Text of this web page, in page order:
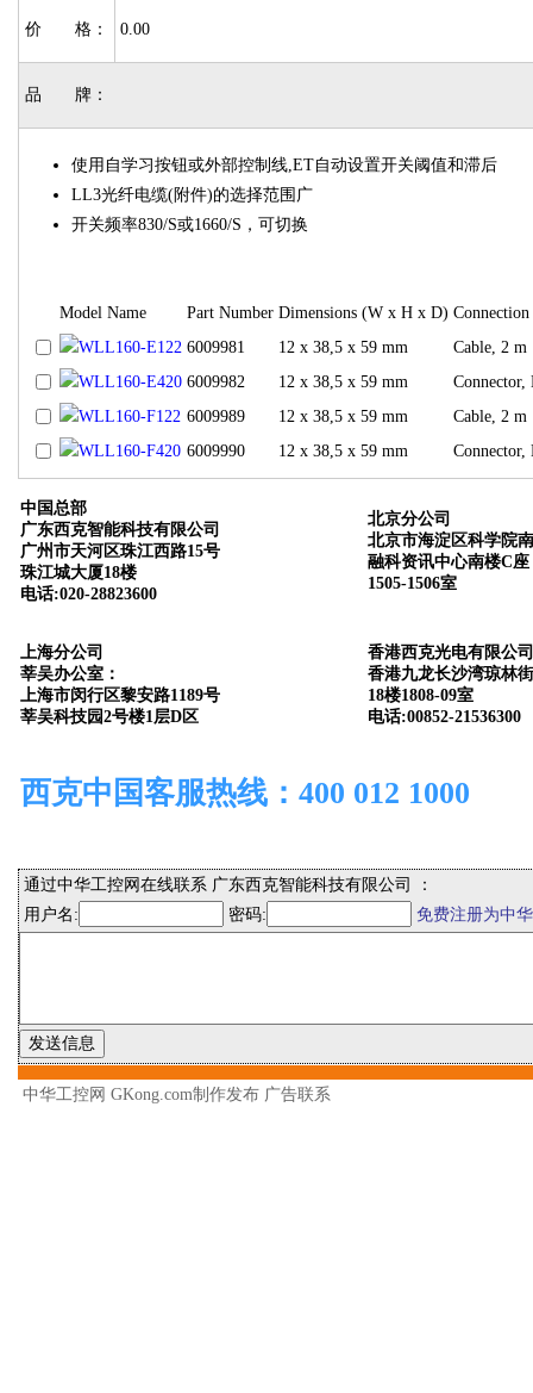
价 格： 0.00
品 牌：
使用自学习按钮或外部控制线,ET自动设置开关阈值和滞后
LL3光纤电缆(附件)的选择范围广
开关频率830/S或1660/S，可切换
Model Name Part Number Dimensions (W x H x D)
WLL160-E122 6009981 12 x 38,5 x 59 mm
Cable, 2 m
WLL160-E420 6009982 12 x 38,5 x 59 mm
WLL160-F122 6009989 12 x 38,5 x 59 mm
Cable, 2 m
WLL160-F420 6009990 12 x 38,5 x 59 mm
中国总部
广东西克智能科技有限公司
广州市天河区珠江西路15号
珠江城大厦18楼
电话:020-28823600
北京分公司
北京市海淀区科学院
融科资讯中心南楼C座
1505-1506室
上海分公司
莘吴办公室：
上海市闵行区黎安路1189号
莘吴科技园2号楼1层D区
香港西克光电有限公司
香港九龙长沙湾琼林
18楼1808-09室
电话:00852-21536300
西克中国客服热线：400 012 1000
通过中华工控网在线联系 广东西克智能科技有限公司 ：
用户名:
密码: 免费注册为中
中华工控网 GKong.com制作发布 广告联系